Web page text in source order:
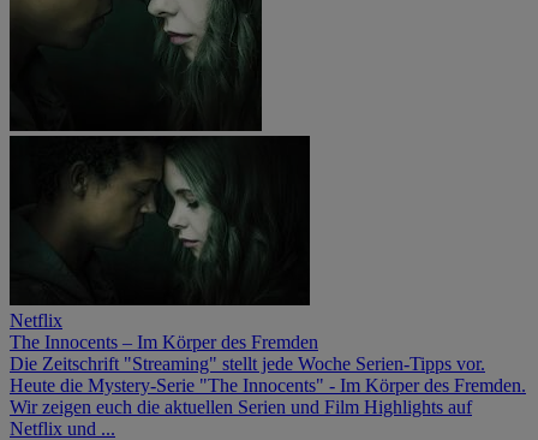
Netflix
The Innocents – Im Körper des Fremden
Die Zeitschrift "Streaming" stellt jede Woche Serien-Tipps vor.
Heute die Mystery-Serie "The Innocents" - Im Körper des Fremden.
Wir zeigen euch die aktuellen Serien und Film Highlights auf
Netflix und ...